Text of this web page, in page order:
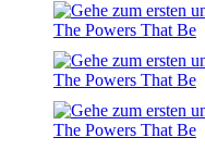
The Powers That Be
The Powers That Be
The Powers That Be